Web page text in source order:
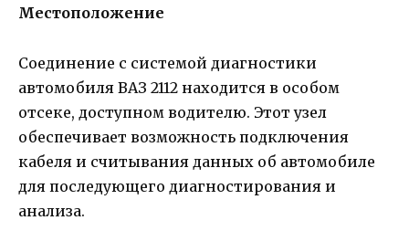
Местоположение
Соединение с системой диагностики
автомобиля ВАЗ 2112 находится в особом
отсеке, доступном водителю. Этот узел
обеспечивает возможность подключения
кабеля и считывания данных об автомобиле
для последующего диагностирования и
анализа.